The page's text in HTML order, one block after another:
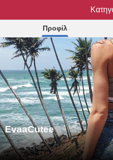
Προφίλ
EvaaCutee